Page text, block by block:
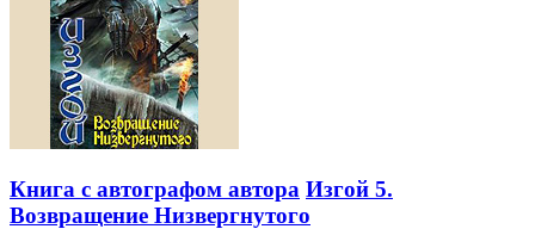
Книга с автографом автора Изгой 5.
Возвращение Низвергнутого